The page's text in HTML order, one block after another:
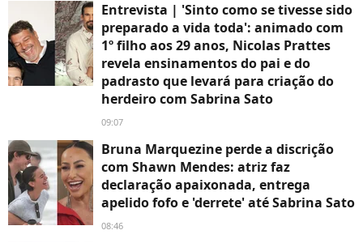
Entrevista | 'Sinto como se tivesse sido
preparado a vida toda': animado com
1º filho aos 29 anos, Nicolas Prattes
revela ensinamentos do pai e do
padrasto que levará para criação do
herdeiro com Sabrina Sato
09:07
Bruna Marquezine perde a discrição
com Shawn Mendes: atriz faz
declaração apaixonada, entrega
apelido fofo e 'derrete' até Sabrina Sato
08:46